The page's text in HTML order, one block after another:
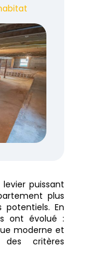
puissant
plus
En
ont évolué :
moderne et
des critères